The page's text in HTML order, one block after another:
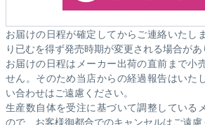
お届けの日程が確定してからご連絡いたし
り已むを得ず発売時期が変更される場合があ
お届けの日程はメーカー出荷の直前まで小
せん。そのため当店からの経過報告はいた
い合わせはご遠慮ください。
生産数自体を受注に基づいて調整している
ので、お客様御都合でのキャンセルはご遠慮